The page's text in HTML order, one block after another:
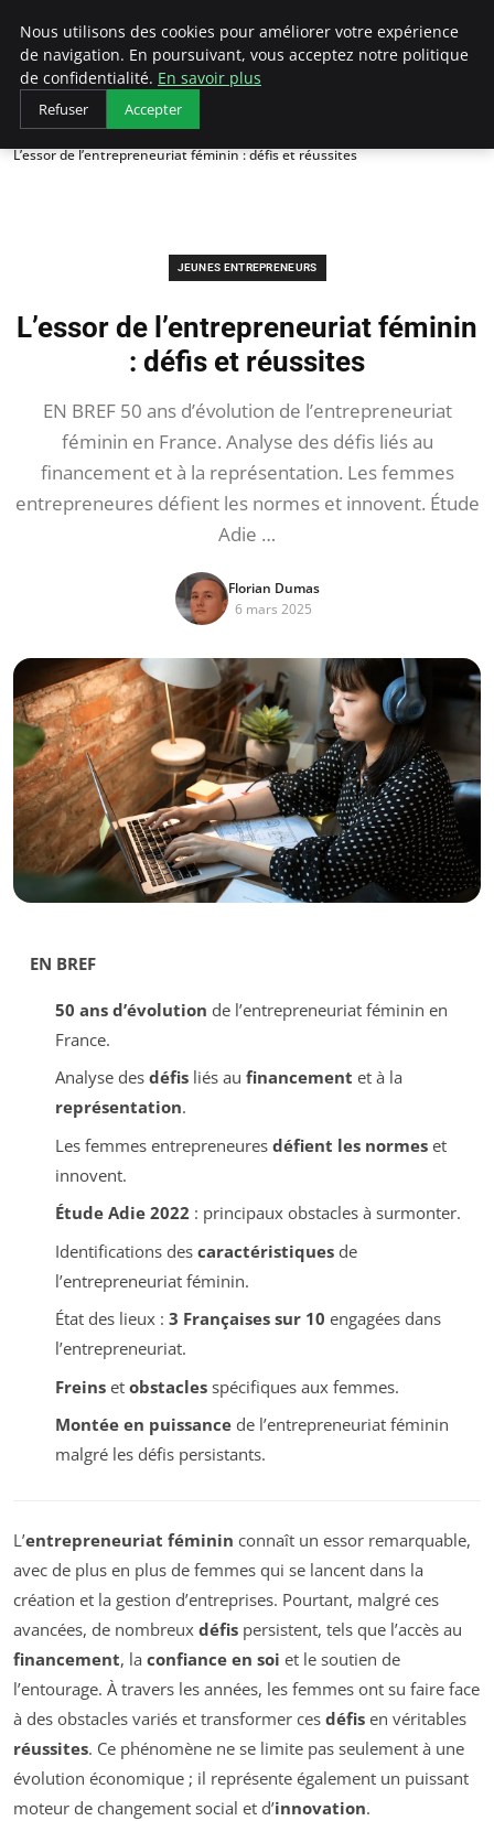
AIESEC France
Accueil
Jeunes Entrepreneurs
L’essor de l’entrepreneuriat féminin : défis et réussites
JEUNES ENTREPRENEURS
L’essor de l’entrepreneuriat féminin
: défis et réussites
EN BREF 50 ans d’évolution de l’entrepreneuriat
féminin en France. Analyse des défis liés au
financement et à la représentation. Les femmes
entrepreneures défient les normes et innovent. Étude
Adie …
Florian Dumas
6 mars 2025
EN BREF
50 ans d’évolution de l’entrepreneuriat féminin en
France.
Analyse des défisliés au financement et à la
représentation.
Les femmes entrepreneures défient les normeset
innovent.
Étude Adie 2022 : principaux obstacles à surmonter.
Identifications des caractéristiquesde
l’entrepreneuriat féminin.
État des lieux : 3 Françaises sur 10 engagées dans
l’entrepreneuriat.
Freinset obstaclesspécifiques aux femmes.
Montée en puissancede l’entrepreneuriat féminin
malgré les défis persistants.
L’entrepreneuriat féminin connaît un essor remarquable,
avec de plus en plus de femmes qui se lancent dans la
création et la gestion d’entreprises. Pourtant, malgré ces
avancées, de nombreux défis persistent, tels que l’accès au
financement, la confiance en soi et le soutien de
l’entourage. À travers les années, les femmes ont su faire face
à des obstacles variés et transformer ces défis en véritables
réussites. Ce phénomène ne se limite pas seulement à une
évolution économique ; il représente également un puissant
moteur de changement social et d’innovation.
Nous utilisons des cookies pour améliorer votre expérience
de navigation. En poursuivant, vous acceptez notre politique
de confidentialité. En savoir plus
Refuser Accepter